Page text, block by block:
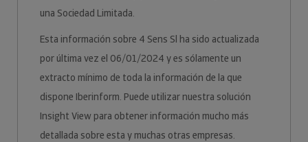
una Sociedad Limitada.
Esta información sobre 4 Sens Sl ha sido actualizada
por última vez el 06/01/2024 y es sólamente un
extracto mínimo de toda la información de la que
dispone Iberinform. Puede utilizar nuestra solución
Insight View para obtener información mucho más
detallada sobre esta y muchas otras empresas.